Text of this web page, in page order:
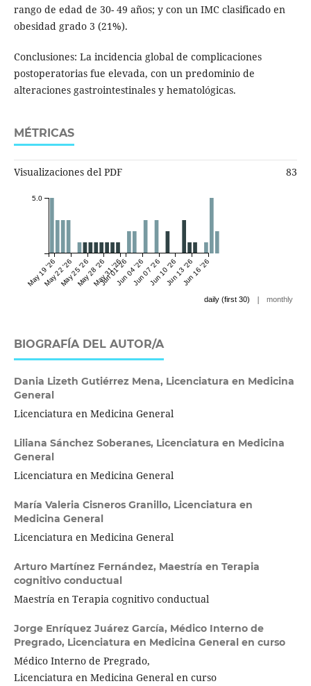
rango de edad de 30- 49 años; y con un IMC clasificado en
obesidad grado 3 (21%).
Conclusiones: La incidencia global de complicaciones
postoperatorias fue elevada, con un predominio de
alteraciones gastrointestinales y hematológicas.
MÉTRICAS
Visualizaciones del PDF 83
May 19 '26May 22 '26May 25 '26May 28 '26May 31 '26
Jun 01 '26Jun 04 '26Jun 07 '26Jun 10 '26Jun 13 '26Jun 16 '26
5.0
daily (first 30) | monthly
BIOGRAFÍA DEL AUTOR/A
Dania Lizeth Gutiérrez Mena, Licenciatura en Medicina
General
Licenciatura en Medicina General
Liliana Sánchez Soberanes, Licenciatura en Medicina
General
Licenciatura en Medicina General
María Valeria Cisneros Granillo, Licenciatura en
Medicina General
Licenciatura en Medicina General
Arturo Martínez Fernández, Maestría en Terapia
cognitivo conductual
Maestría en Terapia cognitivo conductual
Jorge Enríquez Juárez García, Médico Interno de
Pregrado, Licenciatura en Medicina General en curso
Médico Interno de Pregrado,
Licenciatura en Medicina General en curso